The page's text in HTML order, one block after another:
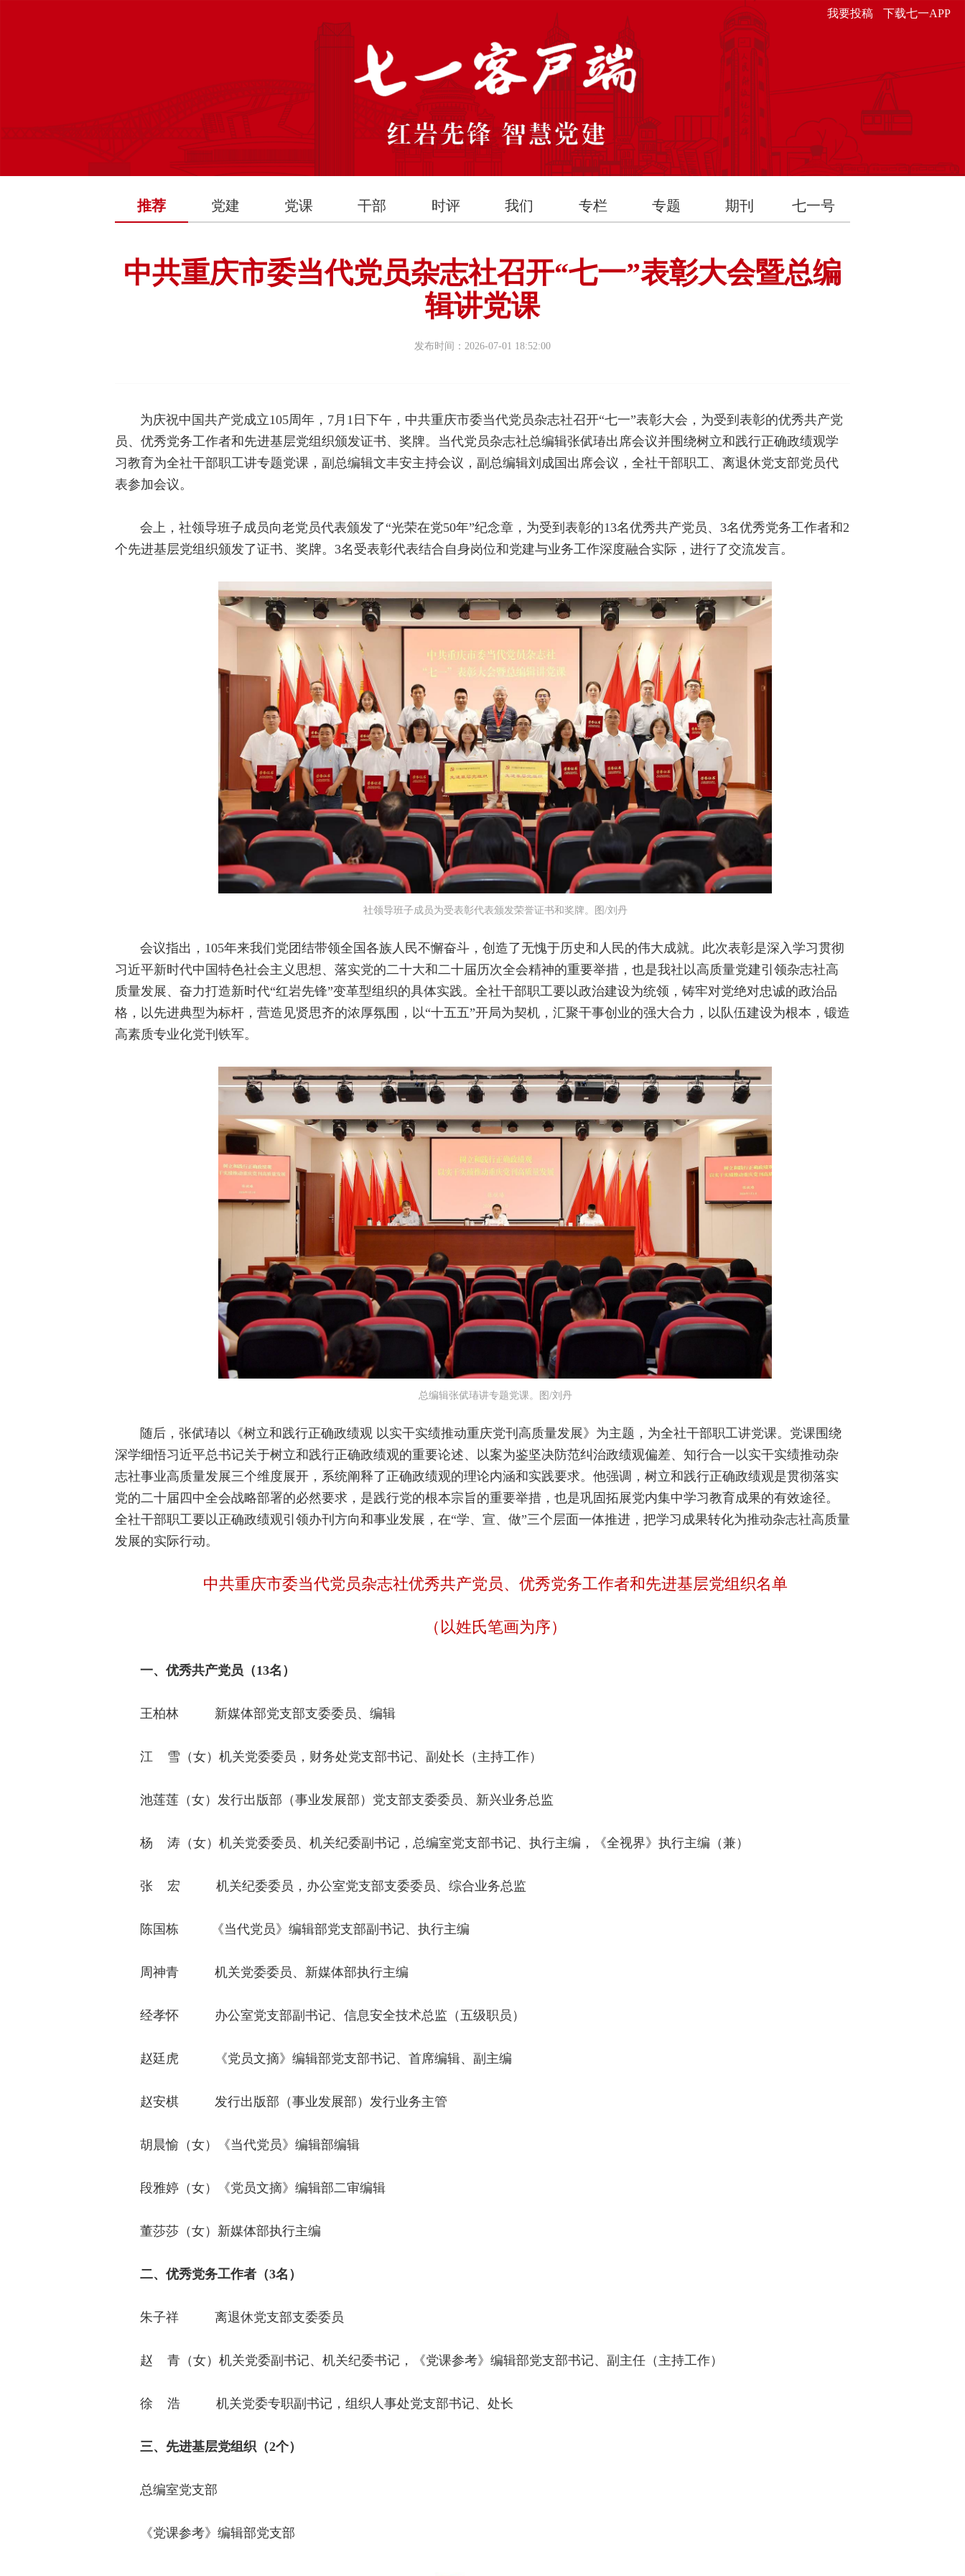
我要投稿 下载七一APP
推荐 党建 党课 干部 时评 我们 专栏 专题 期刊 七一号
中共重庆市委当代党员杂志社召开“七一”表彰大会暨总编
辑讲党课
发布时间：2026-07-01 18:52:00
为庆祝中国共产党成立105周年，7月1日下午，中共重庆市委当代党员杂志社召开“七一”表彰大会，为受到表彰的优秀共产党
员、优秀党务工作者和先进基层党组织颁发证书、奖牌。当代党员杂志社总编辑张倵瑃出席会议并围绕树立和践行正确政绩观学
习教育为全社干部职工讲专题党课，副总编辑文丰安主持会议，副总编辑刘成国出席会议，全社干部职工、离退休党支部党员代
表参加会议。
会上，社领导班子成员向老党员代表颁发了“光荣在党50年”纪念章，为受到表彰的13名优秀共产党员、3名优秀党务工作者和2
个先进基层党组织颁发了证书、奖牌。3名受表彰代表结合自身岗位和党建与业务工作深度融合实际，进行了交流发言。
社领导班子成员为受表彰代表颁发荣誉证书和奖牌。图/刘丹
会议指出，105年来我们党团结带领全国各族人民不懈奋斗，创造了无愧于历史和人民的伟大成就。此次表彰是深入学习贯彻
习近平新时代中国特色社会主义思想、落实党的二十大和二十届历次全会精神的重要举措，也是我社以高质量党建引领杂志社高
质量发展、奋力打造新时代“红岩先锋”变革型组织的具体实践。全社干部职工要以政治建设为统领，铸牢对党绝对忠诚的政治品
格，以先进典型为标杆，营造见贤思齐的浓厚氛围，以“十五五”开局为契机，汇聚干事创业的强大合力，以队伍建设为根本，锻造
高素质专业化党刊铁军。
总编辑张倵瑃讲专题党课。图/刘丹
随后，张倵瑃以《树立和践行正确政绩观 以实干实绩推动重庆党刊高质量发展》为主题，为全社干部职工讲党课。党课围绕
深学细悟习近平总书记关于树立和践行正确政绩观的重要论述、以案为鉴坚决防范纠治政绩观偏差、知行合一以实干实绩推动杂
志社事业高质量发展三个维度展开，系统阐释了正确政绩观的理论内涵和实践要求。他强调，树立和践行正确政绩观是贯彻落实
党的二十届四中全会战略部署的必然要求，是践行党的根本宗旨的重要举措，也是巩固拓展党内集中学习教育成果的有效途径。
全社干部职工要以正确政绩观引领办刊方向和事业发展，在“学、宣、做”三个层面一体推进，把学习成果转化为推动杂志社高质量
发展的实际行动。
中共重庆市委当代党员杂志社优秀共产党员、优秀党务工作者和先进基层党组织名单
（以姓氏笔画为序）
一、优秀共产党员（13名）
王柏林 新媒体部党支部支委委员、编辑
江 雪（女）机关党委委员，财务处党支部书记、副处长（主持工作）
池莲莲（女）发行出版部（事业发展部）党支部支委委员、新兴业务总监
杨 涛（女）机关党委委员、机关纪委副书记，总编室党支部书记、执行主编，《全视界》执行主编（兼）
张 宏 机关纪委委员，办公室党支部支委委员、综合业务总监
陈国栋 《当代党员》编辑部党支部副书记、执行主编
周神青 机关党委委员、新媒体部执行主编
经孝怀 办公室党支部副书记、信息安全技术总监（五级职员）
赵廷虎 《党员文摘》编辑部党支部书记、首席编辑、副主编
赵安棋 发行出版部（事业发展部）发行业务主管
胡晨愉（女）《当代党员》编辑部编辑
段雅婷（女）《党员文摘》编辑部二审编辑
董莎莎（女）新媒体部执行主编
二、优秀党务工作者（3名）
朱子祥 离退休党支部支委委员
赵 青（女）机关党委副书记、机关纪委书记，《党课参考》编辑部党支部书记、副主任（主持工作）
徐 浩 机关党委专职副书记，组织人事处党支部书记、处长
三、先进基层党组织（2个）
总编室党支部
《党课参考》编辑部党支部